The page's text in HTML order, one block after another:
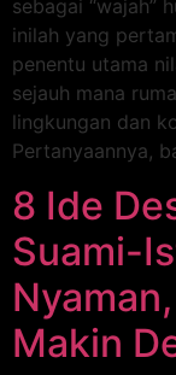
sebagai “wajah”
inilah yang
penentu utama
sejauh mana
lingkungan dan
Pertanyaannya,
8 Ide
Suami-
Makin